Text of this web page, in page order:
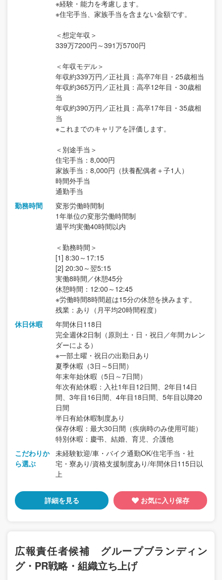
※経験・能力を考慮します。
※住宅手当、家族手当を含まない金額です。
＜想定年収＞
339万7200円～391万5700円
＜年収モデル＞
年収約339万円／正社員：高卒7年目・25歳相当
年収約365万円／正社員：高卒12年目・30歳相
当
年収約390万円／正社員：高卒17年目・35歳相
当
※これまでのキャリアを評価します。
＜別途手当＞
住宅手当：8,000円
家族手当：8,000円（扶養配偶者＋子1人）
時間外手当
通勤手当
勤務時間
変形労働時間制
1年単位の変形労働時間制
週平均実働40時間以内
＜勤務時間＞
[1] 8:30～17:15
[2] 20:30～翌5:15
実働8時間／休憩45分
休憩時間：12:00～12:45
※労働時間8時間超は15分の休憩を挟みます。
残業：あり（月平均20時間程度）
休日休暇
年間休日118日
完全週休2日制（原則土・日・祝日／年間カレン
ダーによる）
※一部土曜・祝日の出勤日あり
夏季休暇（3日～5日間）
年末年始休暇（5日～7日間）
年次有給休暇：入社1年目12日間、2年目14日
間、3年目16日間、4年目18日間、5年目以降20
日間
半日有給休暇制度あり
保存休暇：最大30日間（疾病時のみ使用可能）
特別休暇：慶弔、結婚、育児、介護他
こだわりか
ら選ぶ
未経験歓迎/車・バイク通勤OK/住宅手当・社
宅・寮あり/資格支援制度あり/年間休日115日以
上
詳細を見る お気に入り保存
広報責任者候補 グループブランディン
グ・PR戦略・組織立ち上げ